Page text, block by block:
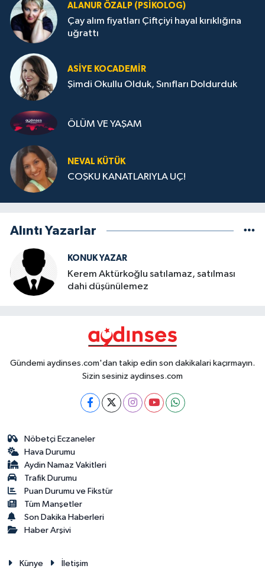
ALANUR ÖZALP (PSIKOLOG)
Çay alım fiyatları Çiftçiyi hayal kırıklığına
uğrattı
ASIYE KOCADEMİR
Şimdi Okullu Olduk, Sınıfları Doldurduk
ÖLÜM VE YAŞAM
NEVAL KÜTÜK
COŞKU KANATLARIYLA UÇ!
Alıntı Yazarlar
KONUK YAZAR
Kerem Aktürkoğlu satılamaz, satılması
dahi düşünülemez
Gündemi aydinses.com'dan takip edin son dakikalari kaçırmayın.
Sizin sesiniz aydinses.com
Nöbetçi Eczaneler
Hava Durumu
Aydin Namaz Vakitleri
Trafik Durumu
Puan Durumu ve Fikstür
Tüm Manşetler
Son Dakika Haberleri
Haber Arşivi
Künye İletişim